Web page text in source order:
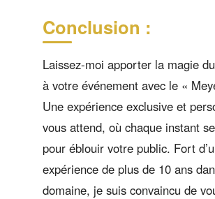
Conclusion :
Laissez-moi apporter la magie
à votre événement avec le «
Une expérience exclusive et
vous attend, où chaque instant
pour éblouir votre public. Fort
expérience de plus de 10 ans
domaine, je suis convaincu de